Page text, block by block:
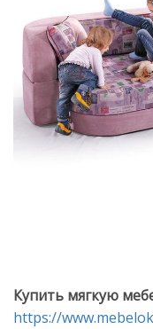
Купить мягкую
https://